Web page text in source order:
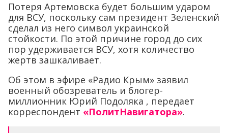
Потеря Артемовска будет большим ударом
для ВСУ, поскольку сам президент Зеленский
сделал из него символ украинской
стойкости. По этой причине город до сих
пор удерживается ВСУ, хотя количество
жертв зашкаливает.
Об этом в эфире «Радио Крым» заявил
военный обозреватель и блогер-
миллионник Юрий Подоляка , передает
корреспондент «ПолитНавигатора».